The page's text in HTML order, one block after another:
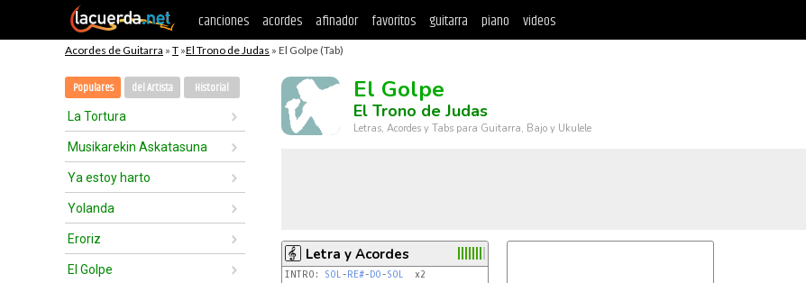
canciones acordes afinador favoritos guitarra piano videos
Acordes de Guitarra » T »El Trono de Judas » El Golpe (Tab)
Populares del Artista Historial
La Tortura
Musikarekin Askatasuna
Ya estoy harto
Yolanda
Eroriz
El Golpe
El Golpe
El Trono de Judas
Letras, Acordes y Tabs para Guitarra, Bajo y Ukulele
Letra y Acordes
INTRO: SOL-RE#-DO-SOL
  x2